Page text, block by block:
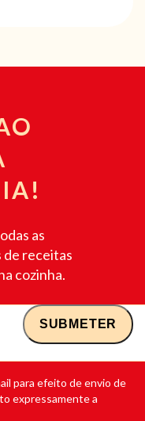
as
de receitas
cozinha.
para efeito de envio de
expressamente a